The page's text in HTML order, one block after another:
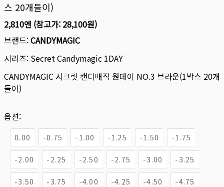
스 20개들이)
2,810엔 (참고가: 28,100원)
브랜드:CANDYMAGIC
시리즈: Secret Candymagic 1DAY
CANDYMAGIC 시크릿 캔디매직 원데이 NO.3 브라운(1박스 20개
들이)
옵션:
0.00 -0.75 -1.00 -1.25 -1.50 -1.75
-2.00 -2.25 -2.50 -2.75 -3.00 -3.25
-3.50 -3.75 -4.00 -4.25 -4.50 -4.75